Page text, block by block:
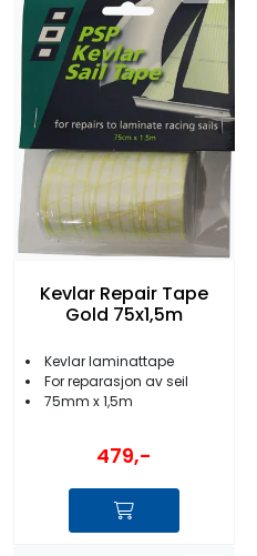
Kevlar Repair Tape
Gold 75x1,5m
Kevlar laminattape
For reparasjon av seil
75mm x 1,5m
479,-